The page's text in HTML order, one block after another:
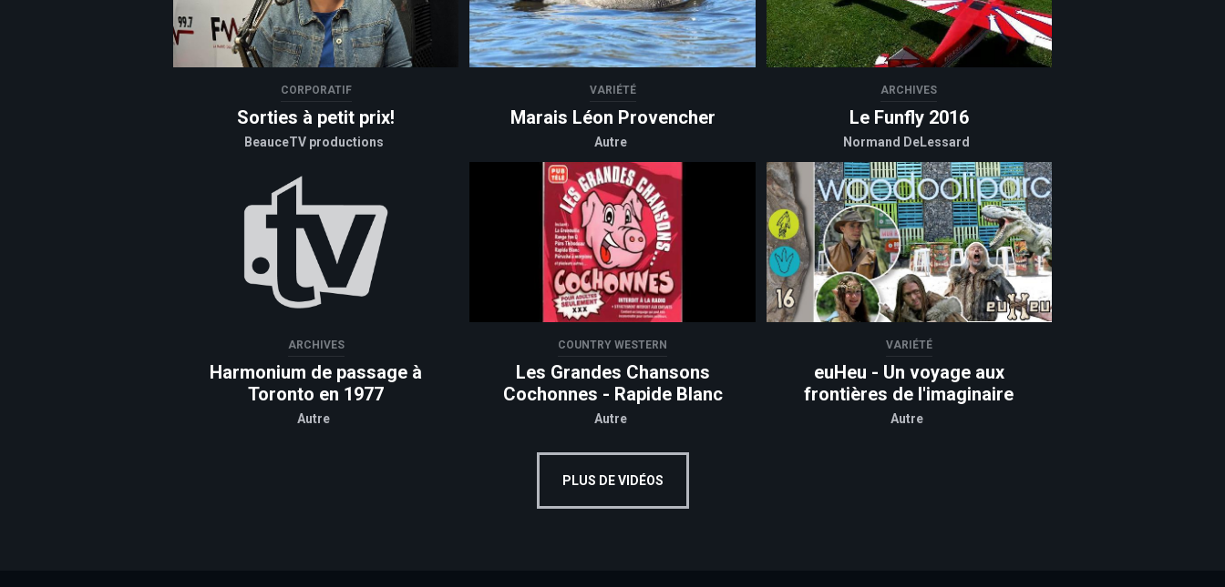
CORPORATIF
Sorties à petit prix!
BeauceTV productions
VARIÉTÉ
Marais Léon Provencher
Autre
ARCHIVES
Le Funfly 2016
Normand DeLessard
ARCHIVES
Harmonium de passage à
Toronto en 1977
Autre
COUNTRY WESTERN
Les Grandes Chansons
Cochonnes - Rapide Blanc
Autre
VARIÉTÉ
euHeu - Un voyage aux
frontières de l'imaginaire
Autre
PLUS DE VIDÉOS